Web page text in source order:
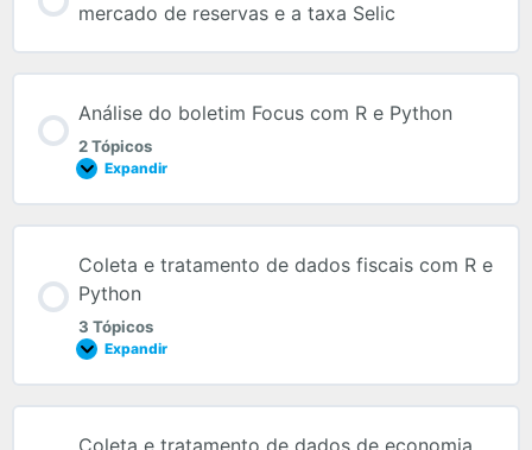
mercado de reservas e a taxa Selic
Análise do boletim Focus com R e Python
2 Tópicos
Expandir
Coleta e tratamento de dados fiscais com R e
Python
3 Tópicos
Expandir
Coleta e tratamento de dados de economia